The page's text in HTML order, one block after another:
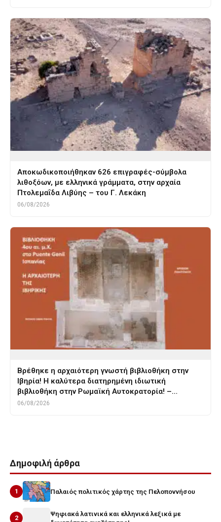
Αποκωδικοποιήθηκαν 626 επιγραφές-σύμβολα
λιθοξόων, με ελληνικά γράμματα, στην αρχαία
Πτολεμαΐδα Λιβύης – του Γ. Λεκάκη
06/08/2026
Βρέθηκε η αρχαιότερη γνωστή βιβλιοθήκη στην
Ιβηρία! Η καλύτερα διατηρημένη ιδιωτική
βιβλιοθήκη στην Ρωμαϊκή Αυτοκρατορία! –…
06/08/2026
Δημοφιλή άρθρα
1 Παλαιός πολιτικός χάρτης της Πελοποννήσου
2
Ψηφιακά λατινικά και ελληνικά λεξικά με